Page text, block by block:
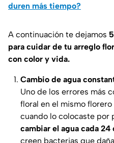
duren más tiempo?
A continuación te dejamos
para cuidar de tu arreglo
con color y vida.
Cambio de agua
Uno de los errores más
floral en el mismo
cuando lo colocaste por
cambiar el agua cada 24
creen bacterias que